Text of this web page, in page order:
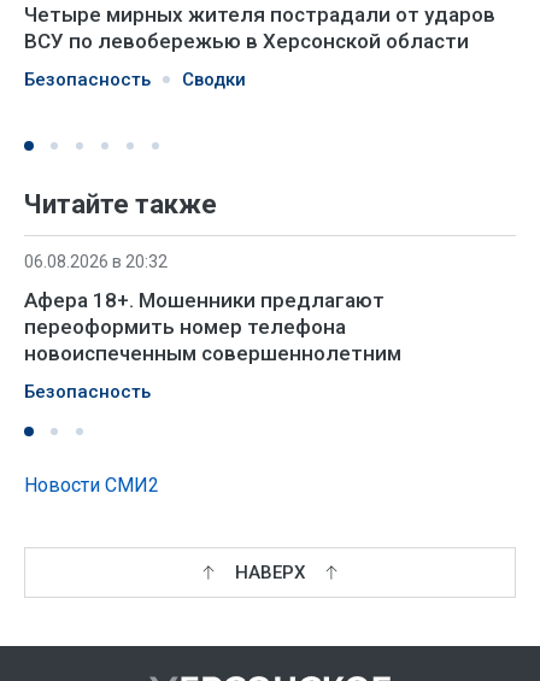
Четыре мирных жителя пострадали от ударов
ВСУ по левобережью в Херсонской области
Безопасность Сводки
Читайте также
06.08.2026 в 20:32
Афера 18+. Мошенники предлагают
переоформить номер телефона
новоиспеченным совершеннолетним
Безопасность
Новости СМИ2
НАВЕРХ